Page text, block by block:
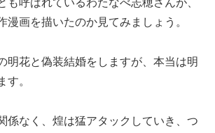
も呼ばれているわたなべ志穂さんが、
漫画を描いたのか見てみましょう。
明花と偽装結婚をしますが、本当は明
す。
係なく、煌は猛アタックしていき、つ